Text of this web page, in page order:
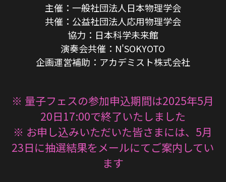
主催：一般社団法人日本物理学会
共催：公益社団法人応用物理学会
協力：日本科学未来館
演奏会共催：N'SOKYOTO
企画運営補助：アカデミスト株式会社
※ 量子フェスの参加申込期間は2025年5月
20日17:00で終了いたしました
※ お申し込みいただいた皆さまには、5月
23日に抽選結果をメールにてご案内してい
ます